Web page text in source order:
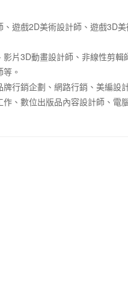
遊戲2D美術設計師、遊戲3D
片3D動畫設計師、非線性剪
。
行銷企劃、網路行銷、美編設
、數位出版品內容設計師、電